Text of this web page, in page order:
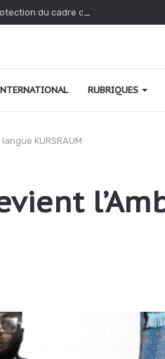
du cadre de vie et de
RUBRIQUES
KURSRAUM